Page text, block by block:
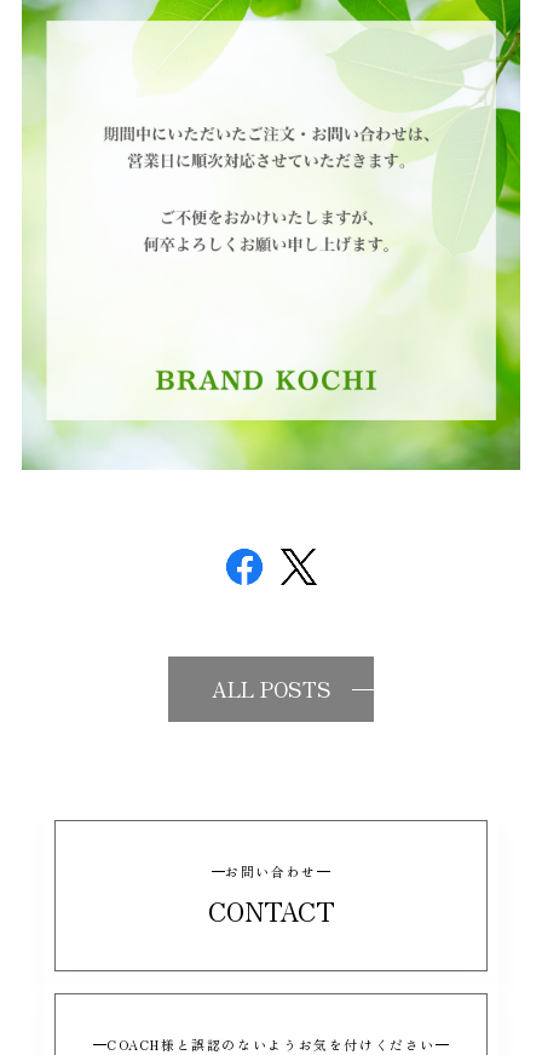
ALL POSTS
お問い合わせ
CONTACT
COACH様と誤認のないようお気を付けください